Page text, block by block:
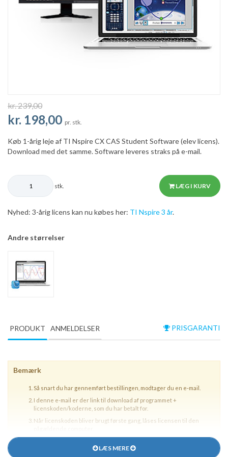
kr. 239,00
kr. 198,00 pr. stk.
Køb 1-årig leje af TI Nspire CX CAS Student Software (elev licens).
Download med det samme. Software leveres straks på e-mail.
stk. LÆG I KURV
Nyhed: 3-årig licens kan nu købes her: TI Nspire 3 år.
Andre størrelser
PRISGARANTI
PRODUKT ANMELDELSER
Bemærk
Så snart du har gennemført bestillingen, modtager du en e-mail.
I denne e-mail er der link til download af programmet +
licenskoden/koderne, som du har betalt for.
Når licenskoden bliver brugt første gang, låses licensen til den
anvisningerne i e-mailen.LÆS MERE